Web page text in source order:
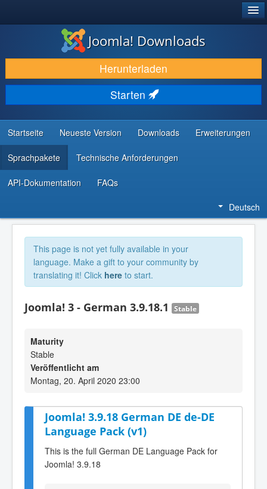
DOWNLOAD & ERWEITERN
ENTDECKEN & LERNEN
COMMUNITY & SUPPORT
RESSOURCEN FÜR ENTWICKLER
Joomla! Downloads
Herunterladen
Starten
Startseite Neueste Version Downloads Erweiterungen
Sprachpakete Technische Anforderungen
API-Dokumentation FAQs
Deutsch
This page is not yet fully available in your
language. Make a gift to your community by
translating it! Click here to start.
Joomla! 3 - German 3.9.18.1 Stable
Maturity
Stable
Veröffentlicht am
Montag, 20. April 2020 23:00
Joomla! 3.9.18 German DE de-DE
Language Pack (v1)
This is the full German DE Language Pack for
Joomla! 3.9.18